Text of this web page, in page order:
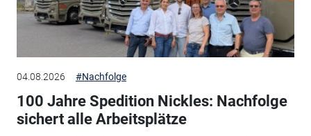
04.08.2026 #Nachfolge
100 Jahre Spedition Nickles: Nachfolge
sichert alle Arbeitsplätze